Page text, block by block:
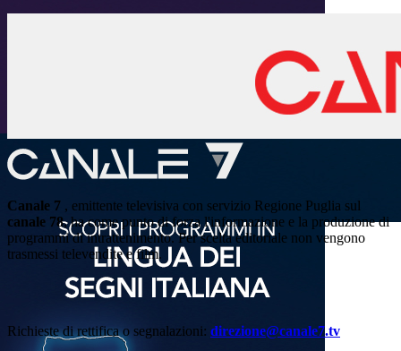
Canale 7 , emittente televisiva con servizio Regione Puglia sul
canale 78, ha come punto di forza l'informazione e la produzione di
programmi di intrattenimento. Per scelta editoriale non vengono
trasmessi televendite e film.
Richieste di rettifica o segnalazioni: direzione@canale7.tv